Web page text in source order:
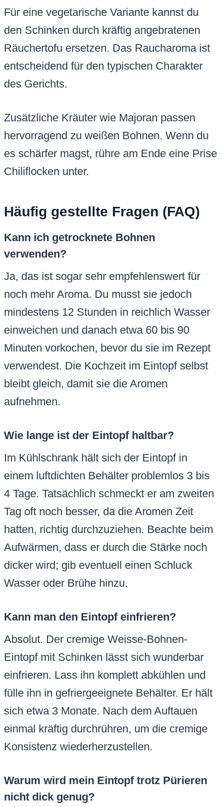
Für eine vegetarische Variante kannst du
den Schinken durch kräftig angebratenen
Räuchertofu ersetzen. Das Raucharoma ist
entscheidend für den typischen Charakter
des Gerichts.
Zusätzliche Kräuter wie Majoran passen
hervorragend zu weißen Bohnen. Wenn du
es schärfer magst, rühre am Ende eine Prise
Chiliflocken unter.
Häufig gestellte Fragen (FAQ)
Kann ich getrocknete Bohnen
verwenden?
Ja, das ist sogar sehr empfehlenswert für
noch mehr Aroma. Du musst sie jedoch
mindestens 12 Stunden in reichlich Wasser
einweichen und danach etwa 60 bis 90
Minuten vorkochen, bevor du sie im Rezept
verwendest. Die Kochzeit im Eintopf selbst
bleibt gleich, damit sie die Aromen
aufnehmen.
Wie lange ist der Eintopf haltbar?
Im Kühlschrank hält sich der Eintopf in
einem luftdichten Behälter problemlos 3 bis
4 Tage. Tatsächlich schmeckt er am zweiten
Tag oft noch besser, da die Aromen Zeit
hatten, richtig durchzuziehen. Beachte beim
Aufwärmen, dass er durch die Stärke noch
dicker wird; gib eventuell einen Schluck
Wasser oder Brühe hinzu.
Kann man den Eintopf einfrieren?
Absolut. Der cremige Weisse-Bohnen-
Eintopf mit Schinken lässt sich wunderbar
einfrieren. Lass ihn komplett abkühlen und
fülle ihn in gefriergeeignete Behälter. Er hält
sich etwa 3 Monate. Nach dem Auftauen
einmal kräftig durchrühren, um die cremige
Konsistenz wiederherzustellen.
Warum wird mein Eintopf trotz Pürieren
nicht dick genug?